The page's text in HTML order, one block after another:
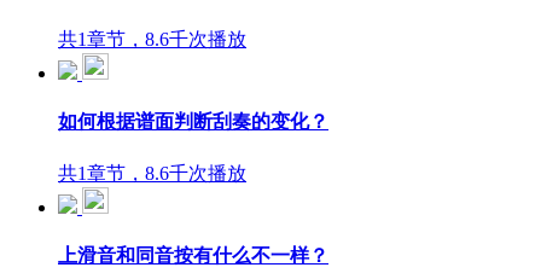
共1章节，8.6千次播放
如何根据谱面判断刮奏的变化？
共1章节，8.6千次播放
上滑音和同音按有什么不一样？